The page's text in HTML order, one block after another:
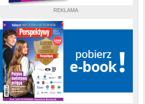
REKLAMA